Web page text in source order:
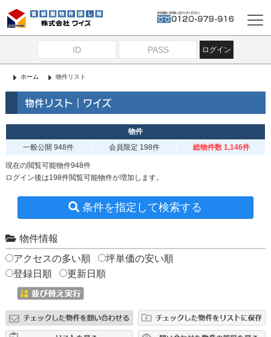
ログイン
ホーム 物件リスト
物件リスト｜ワイズ
物件
一般公開 948件 会員限定 198件 総物件数 1,146件
現在の閲覧可能物件948件
ログイン後は198件閲覧可能物件が増加します。
条件を指定して検索する
物件情報
アクセスの多い順
坪単価の安い順
登録日順
更新日順